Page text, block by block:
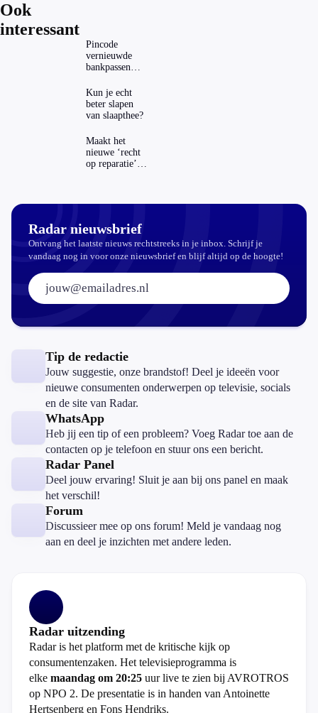
Ook
interessant
Pincode
vernieuwde
bankpassen
ING-app: is dat
wel veilig?
Kun je echt
beter slapen
van slaapthee?
Maakt het
nieuwe ‘recht
op reparatie’
Radar nieuwsbrief
Ontvang het laatste nieuws rechtstreeks in je inbox. Schrijf je
vandaag nog in voor onze nieuwsbrief en blijf altijd op de hoogte!
E-mailadres:
Tip de redactie
Jouw suggestie, onze brandstof! Deel je ideeën voor
nieuwe consumenten onderwerpen op televisie, socials
en de site van Radar.
WhatsApp
Heb jij een tip of een probleem? Voeg Radar toe aan de
contacten op je telefoon en stuur ons een bericht.
Radar Panel
Deel jouw ervaring! Sluit je aan bij ons panel en maak
het verschil!
Forum
Discussieer mee op ons forum! Meld je vandaag nog
aan en deel je inzichten met andere leden.
Radar uitzending
Radar is het platform met de kritische kijk op
consumentenzaken. Het televisieprogramma is
elke maandag om 20:25 uur live te zien bij AVROTROS
op NPO 2. De presentatie is in handen van Antoinette
Hertsenberg en Fons Hendriks.